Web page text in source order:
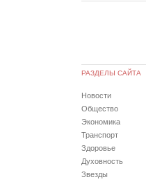
РАЗДЕЛЫ САЙТА
Новости
Общество
Экономика
Транспорт
Здоровье
Духовность
Звезды